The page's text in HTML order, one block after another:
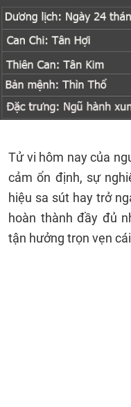
Tử vi hôm nay của
cảm ổn định, sự
hiệu sa sút hay trở
hoàn thành đầy đủ
tận hưởng trọn vẹn